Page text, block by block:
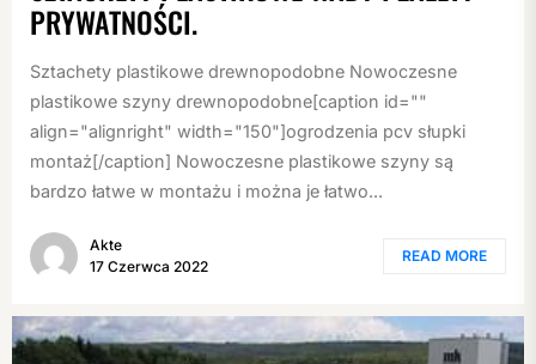
PRYWATNOŚCI.
Sztachety plastikowe drewnopodobne Nowoczesne
plastikowe szyny drewnopodobne[caption id=""
align="alignright" width="150"]ogrodzenia pcv słupki
montaż[/caption] Nowoczesne plastikowe szyny są
bardzo łatwe w montażu i można je łatwo...
Akte
17 Czerwca 2022
READ MORE